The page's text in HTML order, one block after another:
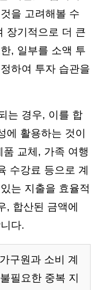
을 고려해볼 수
장기적으로 더 큰
, 일부를 소액 투
하여 투자 습관을
는 경우, 이를 합
에 활용하는 것이
교체, 가족 여행
수강료 등으로 계
는 지출을 효율적
, 합산된 금액에
다.
구원과 소비 계
필요한 중복 지